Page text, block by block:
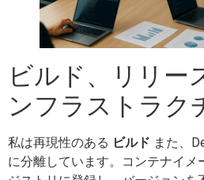
ビルド、リリー
ンフラストラク
私は再現性のある ビルド また、
に分離しています。コンテナイメ